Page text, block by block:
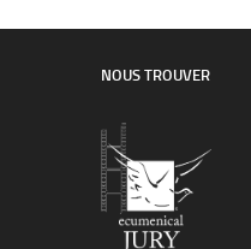
NOUS TROUVER